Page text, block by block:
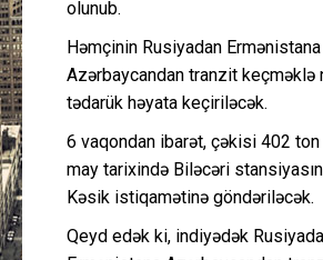
olunub.
Həmçinin Rusiyadan Ermənistana
Azərbaycandan tranzit keçməklə
tədarük həyata keçiriləcək.
6 vaqondan ibarət, çəkisi 402
may tarixində Biləcəri
Kəsik istiqamətinə göndəriləcək.
Qeyd edək ki, indiyədək